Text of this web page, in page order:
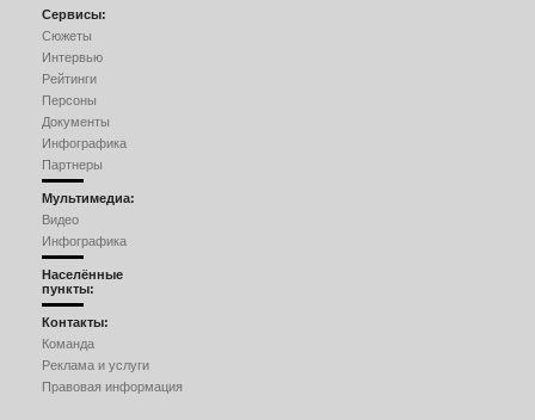
Сервисы:
Сюжеты
Интервью
Рейтинги
Персоны
Документы
Инфографика
Партнеры
Мультимедиа:
Видео
Инфографика
Населённые
пункты:
Контакты:
Команда
Реклама и услуги
Правовая информация